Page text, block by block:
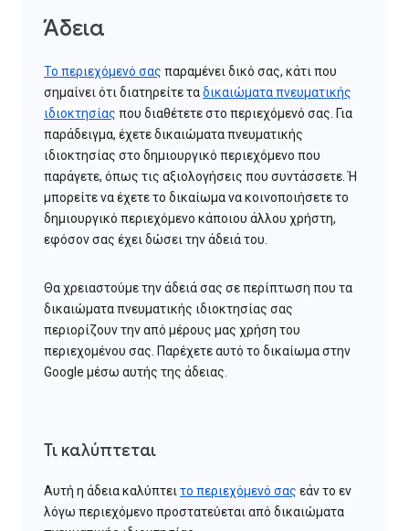
Άδεια
Το περιεχόμενό σας παραμένει δικό σας, κάτι που
σημαίνει ότι διατηρείτε ταδικαιώματα πνευματικής
ιδιοκτησίας που διαθέτετε στο περιεχόμενό σας. Για
παράδειγμα, έχετε δικαιώματα πνευματικής
ιδιοκτησίας στο δημιουργικό περιεχόμενο που
παράγετε, όπως τις αξιολογήσεις που συντάσσετε. Ή
μπορείτε να έχετε το δικαίωμα να κοινοποιήσετε το
δημιουργικό περιεχόμενο κάποιου άλλου χρήστη,
εφόσον σας έχει δώσει την άδειά του.
Θα χρειαστούμε την άδειά σας σε περίπτωση που τα
δικαιώματα πνευματικής ιδιοκτησίας σας
περιορίζουν την από μέρους μας χρήση του
περιεχομένου σας. Παρέχετε αυτό το δικαίωμα στην
Google μέσω αυτής της άδειας.
Τι καλύπτεται
Αυτή η άδεια καλύπτειτο περιεχόμενό σας εάν το εν
λόγω περιεχόμενο προστατεύεται από δικαιώματα